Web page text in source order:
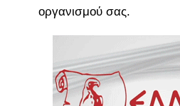
οργανισμού σας.